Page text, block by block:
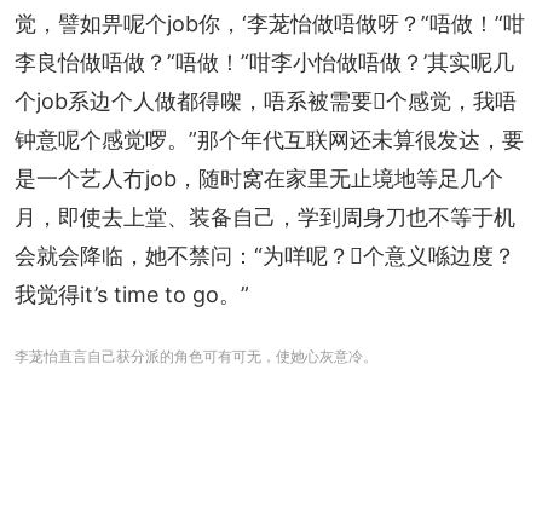
觉，譬如畀呢个job你，‘李茏怡做唔做呀？’‘唔做！’‘咁
李良怡做唔做？’‘唔做！’‘咁李小怡做唔做？’其实呢几
个job系边个人做都得㗎，唔系被需要𠮶个感觉，我唔
钟意呢个感觉啰。”那个年代互联网还未算很发达，要
是一个艺人冇job，随时窝在家里无止境地等足几个
月，即使去上堂、装备自己，学到周身刀也不等于机
会就会降临，她不禁问：“为咩呢？𠮶个意义喺边度？
我觉得it’s time to go。”
李茏怡直言自己获分派的角色可有可无，使她心灰意冷。